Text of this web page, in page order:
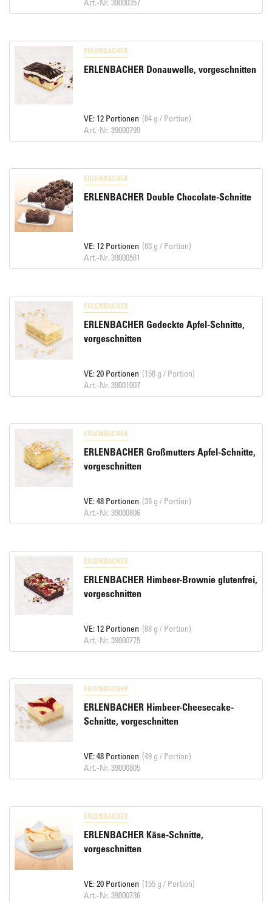
Art.-Nr. 39000357
ERLENBACHER
ERLENBACHER Donauwelle, vorgeschnitten
VE: 12 Portionen (84 g / Portion)
Art.-Nr. 39000799
ERLENBACHER
ERLENBACHER Double Chocolate-Schnitte
VE: 12 Portionen (83 g / Portion)
Art.-Nr. 39000581
ERLENBACHER
ERLENBACHER Gedeckte Apfel-Schnitte,
vorgeschnitten
VE: 20 Portionen (158 g / Portion)
Art.-Nr. 39001007
ERLENBACHER
ERLENBACHER Großmutters Apfel-Schnitte,
vorgeschnitten
VE: 48 Portionen (38 g / Portion)
Art.-Nr. 39000806
ERLENBACHER
ERLENBACHER Himbeer-Brownie glutenfrei,
vorgeschnitten
VE: 12 Portionen (88 g / Portion)
Art.-Nr. 39000775
ERLENBACHER
ERLENBACHER Himbeer-Cheesecake-
Schnitte, vorgeschnitten
VE: 48 Portionen (49 g / Portion)
Art.-Nr. 39000805
ERLENBACHER
ERLENBACHER Käse-Schnitte,
vorgeschnitten
VE: 20 Portionen (155 g / Portion)
Art.-Nr. 39000736